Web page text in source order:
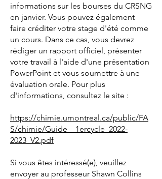
informations sur les bourses du CRSNG
en janvier. Vous pouvez également
faire créditer votre stage d'été comme
un cours. Dans ce cas, vous devrez
rédiger un rapport officiel, présenter
votre travail à l'aide d'une présentation
PowerPoint et vous soumettre à une
évaluation orale. Pour plus
d'informations, consultez le site :
https://chimie.umontreal.ca/public/FA
S/chimie/Guide__1ercycle_2022-
2023_V2.pdf
Si vous êtes intéressé(e), veuillez
envoyer au professeur Shawn Collins